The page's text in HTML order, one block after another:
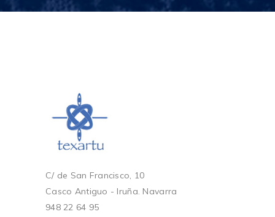
C/ de San Francisco, 10
Casco Antiguo - Iruña. Navarra
948 22 64 95